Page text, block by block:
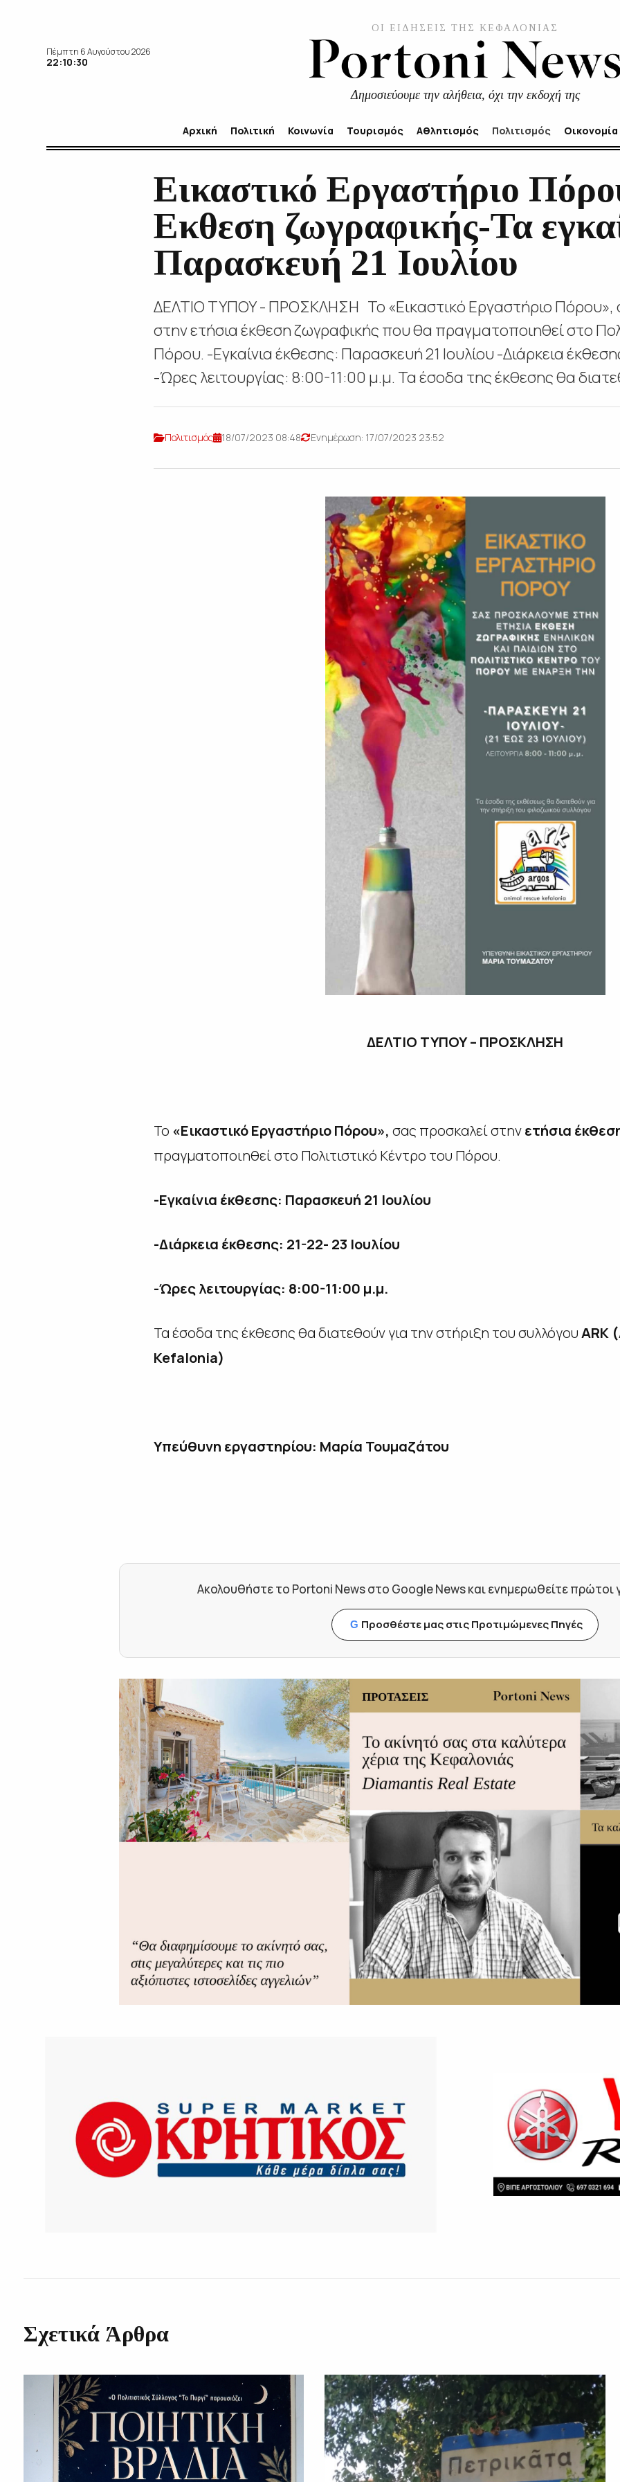
Πέμπτη 6 Αυγούστου 2026
22:10:32
ΟΙ ΕΙΔΗΣΕΙΣ ΤΗΣ ΚΕΦΑΛΟΝΙΑΣ
Δημοσιεύουμε την αλήθεια, όχι την εκδοχή της
Αρχική Πολιτική Κοινωνία Τουρισμός Αθλητισμός Πολιτισμός Οικονομία
Εικαστικό Εργαστήριο
Εκθεση ζωγραφικής-Τα
Παρασκευή 21 Ιουλίου
ΔΕΛΤΙΟ ΤΥΠΟΥ - ΠΡΟΣΚΛΗΣΗ Το «Εικαστικό Εργαστήριο Πόρου»,
στην ετήσια έκθεση ζωγραφικής που θα πραγματοποιηθεί στο
Πόρου. -Εγκαίνια έκθεσης: Παρασκευή 21 Ιουλίου -Διάρκεια
-Ώρες λειτουργίας: 8:00-11:00 μ.μ. Τα έσοδα της έκθεσης θα
Πολιτισμός 18/07/2023 08:48 Ενημέρωση: 17/07/2023 23:52
ΔΕΛΤΙΟ ΤΥΠΟΥ – ΠΡΟΣΚΛΗΣΗ
Το «Εικαστικό Εργαστήριο Πόρου», σας προσκαλεί στηνετήσια
πραγματοποιηθεί στο Πολιτιστικό Κέντρο του Πόρου.
-Εγκαίνια έκθεσης: Παρασκευή 21 Ιουλίου
-Διάρκεια έκθεσης: 21-22- 23 Ιουλίου
-Ώρες λειτουργίας: 8:00-11:00 μ.μ.
Τα έσοδα της έκθεσης θα διατεθούν για την στήριξη του συλλόγουARK
Kefalonia)
Υπεύθυνη εργαστηρίου: Μαρία Τουμαζάτου
Ακολουθήστε το Portoni News στο Google News και ενημερωθείτε πρώτοι
G Προσθέστε μας στις Προτιμώμενες Πηγές
Σχετικά Άρθρα